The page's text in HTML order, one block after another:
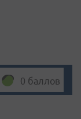
0 баллов